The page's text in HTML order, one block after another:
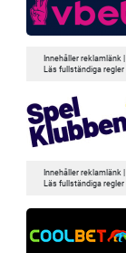
Innehåller reklamlänk
Läs fullständiga regler
Innehåller reklamlänk
Läs fullständiga